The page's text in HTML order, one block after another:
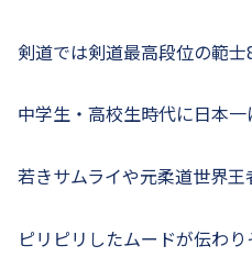
剣道では剣道最高段位の範士
中学生・高校生時代に日本一
若きサムライや元柔道世界王
ピリピリしたムードが伝わり